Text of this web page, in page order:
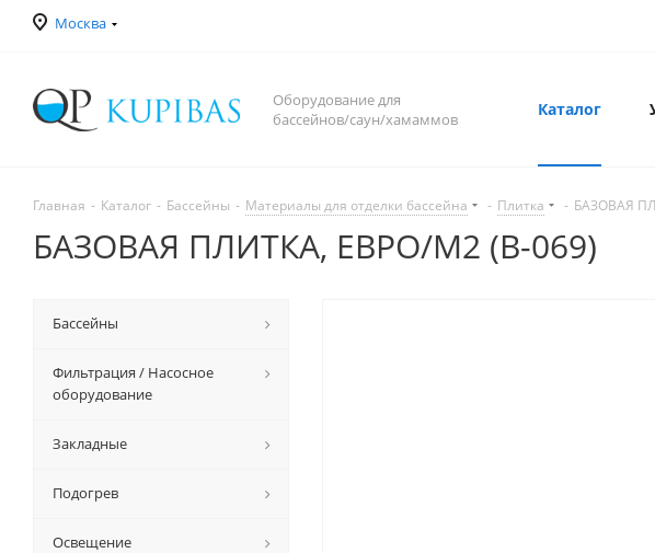
Москва
Оборудование для
бассейнов/саун/хамаммов
Каталог
Главная - Каталог - Бассейны - Материалы для отделки бассейна - Плитка - БАЗОВАЯ
БАЗОВАЯ ПЛИТКА, ЕВРО/М2 (B-069)
Бассейны
Фильтрация / Насосное
оборудование
Закладные
Подогрев
Освещение